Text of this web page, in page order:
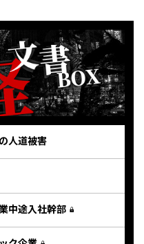
人道被害
中途入社幹部